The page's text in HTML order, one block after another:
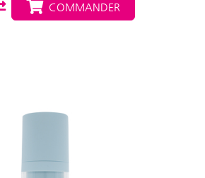
COMMANDER